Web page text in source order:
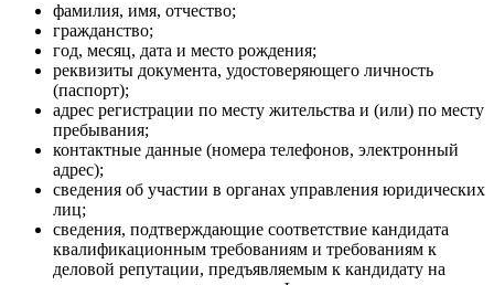
фамилия, имя, отчество;
гражданство;
год, месяц, дата и место рождения;
реквизиты документа, удостоверяющего личность
(паспорт);
адрес регистрации по месту жительства и (или) по месту
пребывания;
контактные данные (номера телефонов, электронный
адрес);
сведения об участии в органах управления юридических
лиц;
сведения, подтверждающие соответствие кандидата
квалификационным требованиям и требованиям к
деловой репутации, предъявляемым к кандидату на